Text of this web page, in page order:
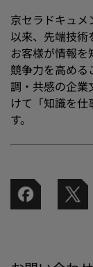
京セラドキュ
以来、先端技術
お客様が情報を
競争力を高める
調・共感の企業
けて「知識を
す。